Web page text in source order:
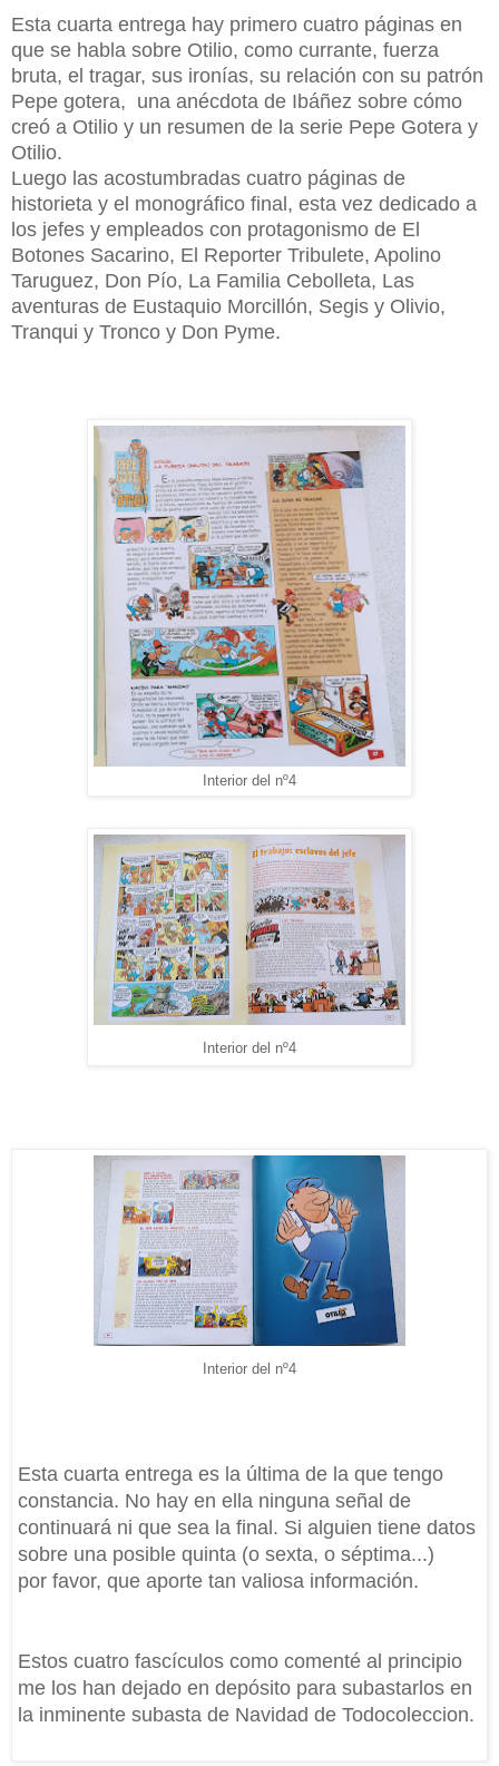
Esta cuarta entrega hay primero cuatro páginas en
que se habla sobre Otilio, como currante, fuerza
bruta, el tragar, sus ironías, su relación con su patrón
Pepe gotera, una anécdota de Ibáñez sobre cómo
creó a Otilio y un resumen de la serie Pepe Gotera y
Otilio.
Luego las acostumbradas cuatro páginas de
historieta y el monográfico final, esta vez dedicado a
los jefes y empleados con protagonismo de El
Botones Sacarino, El Reporter Tribulete, Apolino
Taruguez, Don Pío, La Familia Cebolleta, Las
aventuras de Eustaquio Morcillón, Segis y Olivio,
Tranqui y Tronco y Don Pyme.
Interior del nº4
Interior del nº4
Interior del nº4
Esta cuarta entrega es la última de la que tengo
constancia. No hay en ella ninguna señal de
continuará ni que sea la final. Si alguien tiene datos
sobre una posible quinta (o sexta, o séptima...)
por favor, que aporte tan valiosa información.
Estos cuatro fascículos como comenté al principio
me los han dejado en depósito para subastarlos en
la inminente subasta de Navidad de Todocoleccion.